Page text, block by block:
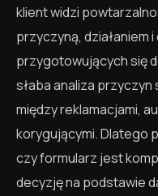
klient widzi
przyczyną, działaniem
przygotowujących się
słaba analiza
między reklamacjami,
korygującymi. Dlatego
czy formularz jest
decyzję na podstawie